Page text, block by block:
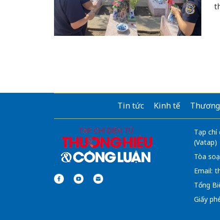
Tin tức Kinh tế
Tạp chí
(Vatap)
Tòa
Email:
Tổng
Giấy